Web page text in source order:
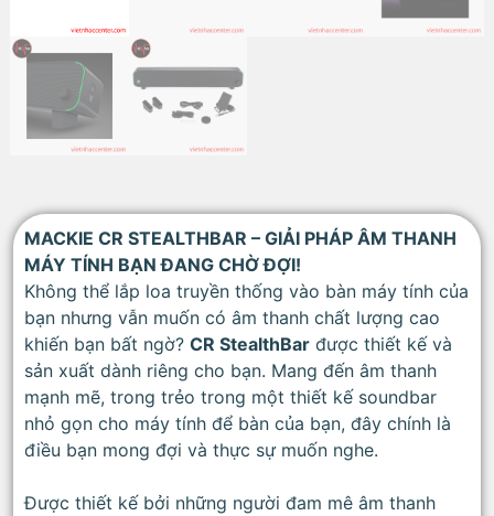
MACKIE CR STEALTHBAR – GIẢI PHÁP ÂM THANH
MÁY TÍNH BẠN ĐANG CHỜ ĐỢI!
Không thể lắp loa truyền thống vào bàn máy tính của
bạn nhưng vẫn muốn có âm thanh chất lượng cao
khiến bạn bất ngờ? CR StealthBar được thiết kế và
sản xuất dành riêng cho bạn. Mang đến âm thanh
mạnh mẽ, trong trẻo trong một thiết kế soundbar
nhỏ gọn cho máy tính để bàn của bạn, đây chính là
điều bạn mong đợi và thực sự muốn nghe.
Được thiết kế bởi những người đam mê âm thanh